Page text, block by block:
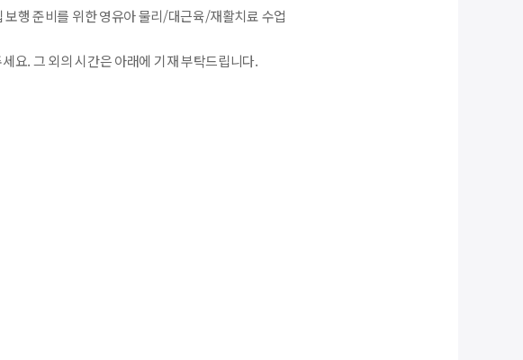
행 준비를 위한 영유아 물리/대근육/재활치료 수업
요. 그 외의 시간은 아래에 기재 부탁드립니다.